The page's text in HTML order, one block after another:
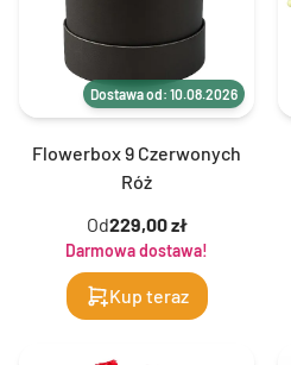
Dostawa od: 10.08.2026
Flowerbox 9 Czerwonych
Róż
Od229,00 zł
Darmowa dostawa!
Kup teraz